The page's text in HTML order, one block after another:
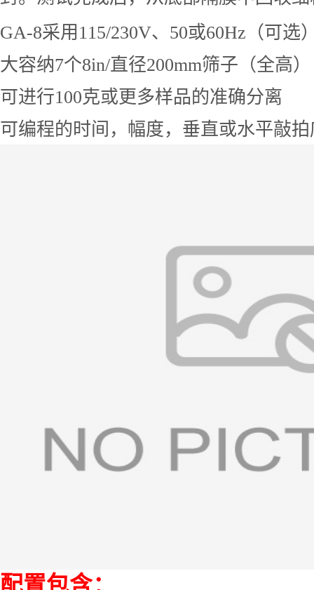
GA-8采用 115/230V、 50或60Hz （可选
大容纳7个8in/直径200mm筛子 （全高）
可进行100克或更多样品的准确分离
可编程的时间，幅度，垂直或水平敲拍